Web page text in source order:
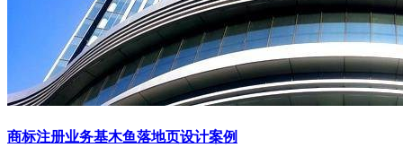
商标注册业务基木鱼落地页设计案例